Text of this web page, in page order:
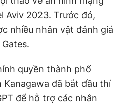
Aviv 2023. Trước đó,
nhiều nhân vật đánh giá
quyền thành phố
đã bắt đầu thí
để hỗ trợ các nhân